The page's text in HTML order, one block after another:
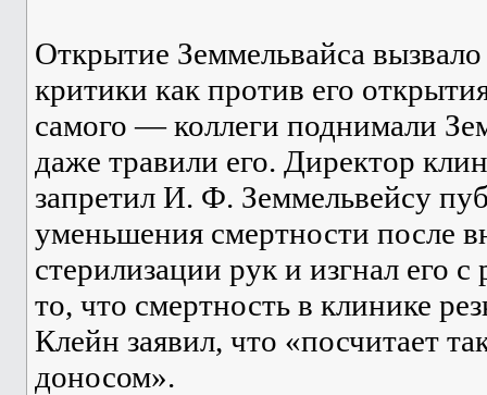
Открытие Земмельвайса
критики как против его
самого — коллеги поднимали
даже травили его. Директор
запретил И. Ф. Земмельвейсу
уменьшения смертности после
стерилизации рук и изгнал его
то, что смертность в клинике
Клейн заявил, что «посчитает
доносом».